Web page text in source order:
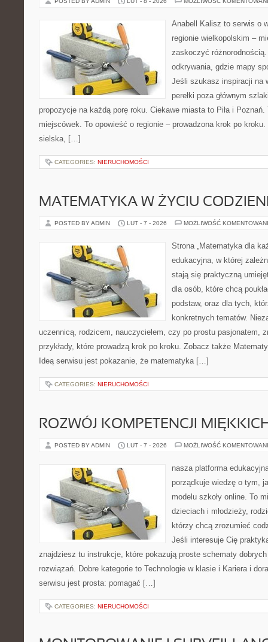
Anabell Kalisz to serwis o
regionie wielkopolskim –
zaskoczyć
odkrywania, gdzie mapy
Jeśli szukasz inspiracji na
perełki poza głównym
propozycje na każdą porę roku. Ciekawe miasta to Piła i Poznań.
miejscówek. To opowieść o regionie – prowadzona krok po
sielska, […]
CATEGORIES: NIERUCHOMOŚCI
MATEMATYKA W ŻYCIU
POSTED BY ADMIN LUT - 7 - 2026 MOŻLIWOŚĆ
Strona „Matematyka dla
edukacyjna, w której
stają się praktyczną
dla osób, które chcą
podstaw, oraz dla tych,
konkretnych tematów.
uczennicą, rodzicem, nauczycielem, czy po prostu pasjonatem,
przykłady, które prowadzą krok po kroku. Zobacz także
Ideą serwisu jest pokazanie, że matematyka […]
CATEGORIES: NIERUCHOMOŚCI
ROZWÓJ KOMPETENCJI
POSTED BY ADMIN LUT - 7 - 2026 MOŻLIWOŚĆ
nasza platforma
porządkuje wiedzę o tym,
modelu szkoły online. To
dzieciach i młodzieży,
którzy chcą zrozumieć
Jeśli interesuje Cię
znajdziesz tu instrukcje, które pokazują proste schematy
rozwiązań. Dobre kategorie to Technologie w klasie i Kariera i
serwisu jest prosta: pomagać […]
CATEGORIES: NIERUCHOMOŚCI